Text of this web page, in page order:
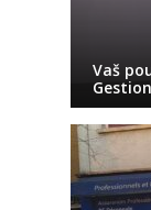
Vaš
Gestion